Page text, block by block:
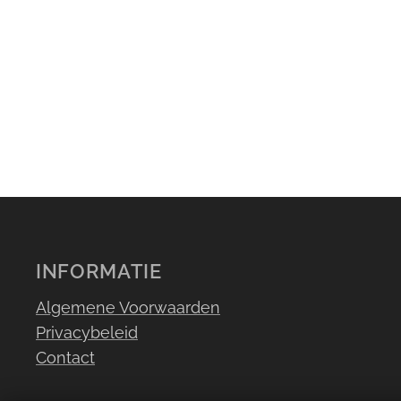
Algemene Voorwaarden
Privacybeleid
Contact